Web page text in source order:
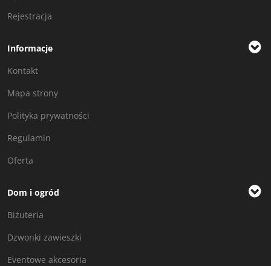
Rejestracja
Informacje
Kontakt
Mapa strony
Polityka prywatności
Regulamin
Oferta
Dom i ogród
Biżuteria
Dzwonki zawieszki
Eventowe akcesoria